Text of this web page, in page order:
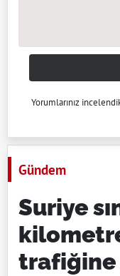
Yorumlarınız
Gündem
Suriye
trafiğine